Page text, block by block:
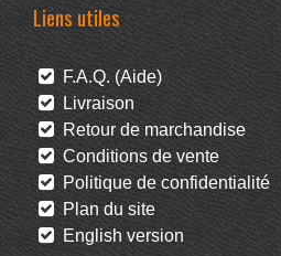
Liens utiles
F.A.Q. (Aide)
Livraison
Retour de marchandise
Conditions de vente
Politique de confidentialité
Plan du site
English version